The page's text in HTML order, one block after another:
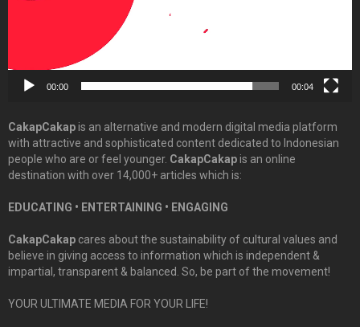
00:00 00:04
CakapCakapis an alternative and modern digital media platform
with attractive and sophisticated content dedicated to Indonesian
people who are or feel younger. CakapCakapis an online
destination with over 14,000+ articles which is:
EDUCATING • ENTERTAINING • ENGAGING
CakapCakap cares about the sustainability of cultural values and
believe in giving access to information which is independent &
impartial, transparent & balanced. So, be part of the movement!
YOUR ULTIMATE MEDIA FOR YOUR LIFE!